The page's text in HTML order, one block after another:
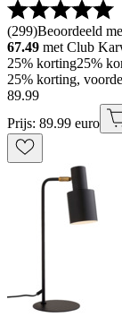
(299)Beoordeeld
67.49 met Club
25% korting25%
25% korting,
89.99
Prijs: 89.99 euro